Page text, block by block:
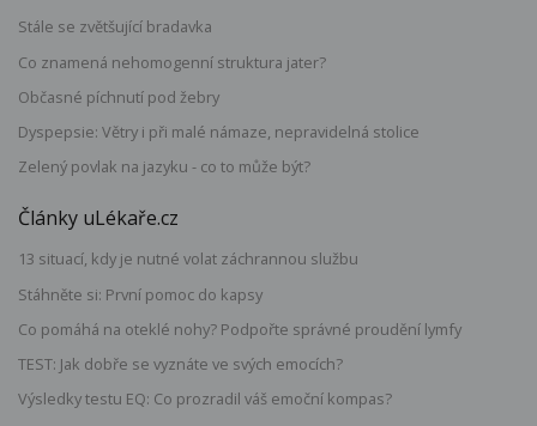
Stále se zvětšující bradavka
Co znamená nehomogenní struktura jater?
Občasné píchnutí pod žebry
Dyspepsie: Větry i při malé námaze, nepravidelná stolice
Zelený povlak na jazyku - co to může být?
Články uLékaře.cz
13 situací, kdy je nutné volat záchrannou službu
Stáhněte si: První pomoc do kapsy
Co pomáhá na oteklé nohy? Podpořte správné proudění lymfy
TEST: Jak dobře se vyznáte ve svých emocích?
Výsledky testu EQ: Co prozradil váš emoční kompas?